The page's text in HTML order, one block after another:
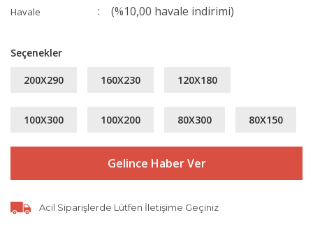
Havale
(%10,00 havale indirimi)
Seçenekler
200X290 160X230 120X180
100X300 100X200 80X300 80X150
Gelince Haber Ver
Acil Siparişlerde Lütfen İletişime Geçiniz